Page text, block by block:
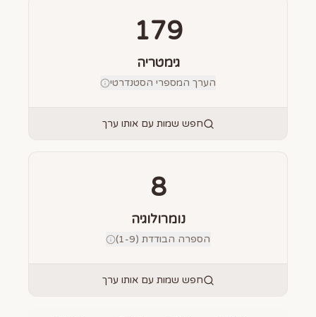
179
גימטריה
הערך המספרי הסטנדרטי
חפש שמות עם אותו ערך
8
נומרולוגיה
הספרה הבודדת (1-9)
חפש שמות עם אותו ערך